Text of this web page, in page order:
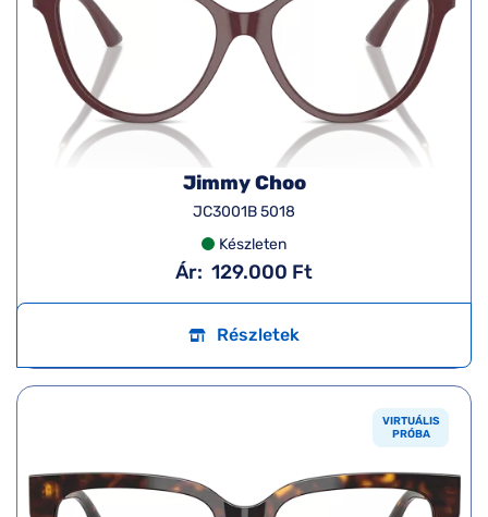
Jimmy Choo
JC3001B 5018
Készleten
Ár: 129.000 Ft
Részletek
VIRTUÁLIS
PRÓBA